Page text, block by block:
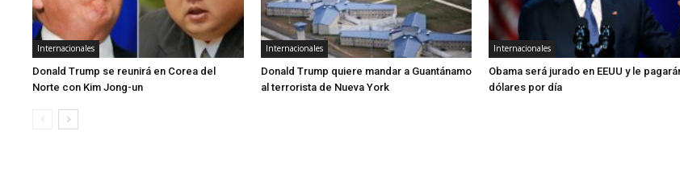
Internacionales
Donald Trump se reunirá en Corea del
Norte con Kim Jong-un
Internacionales
Donald Trump quiere mandar a Guantánamo
al terrorista de Nueva York
Internacionales
Obama será jurado en EEUU y le
dólares por día